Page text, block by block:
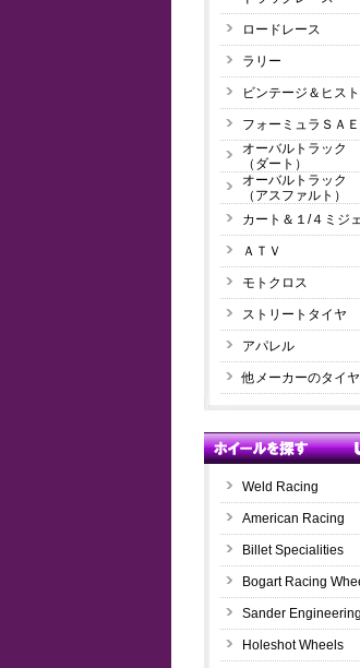
ロードレース
ラリー
ビンテージ＆ヒス
フォーミュラＳＡＥ
オーバルトラック
（ダート）
オーバルトラック
（アスファルト）
カート＆１/４ミジ
ＡＴＶ
モトクロス
ストリートタイヤ
アパレル
他メーカーのタイヤ
Weld Racing
American Racing
Billet Specialities
Bogart Racing
Sander Engineering
Holeshot Wheels